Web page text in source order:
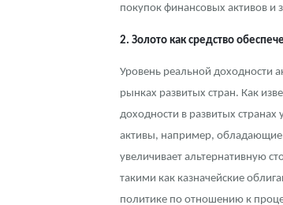
покупок финансовых активов и
2. Золото как средство
Уровень реальной доходности
рынках развитых стран. Как
доходности в развитых
активы, например, обладающие
увеличивает альтернативную
такими как казначейские
политике по отношению к